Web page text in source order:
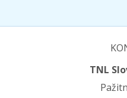
TNL